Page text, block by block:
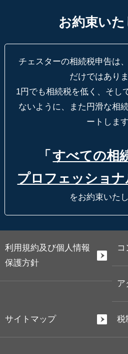
お約束い
チェスターの相続税申告は
だけではありま
1円でも相続税を低く、そし
ないように、
また円滑な相
ートします
「 すべての相
プロフェッショ
をお約束いたし
利用規約及び個人情報
保護方針
ア
サイトマップ 税